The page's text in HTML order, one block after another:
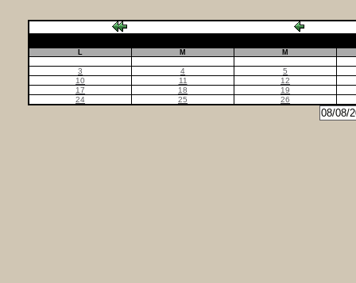
L M M
3 4
5
10
11
12
17
18
19
24
25 26